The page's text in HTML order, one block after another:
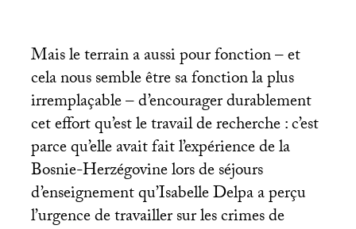
Mais le terrain a aussi pour fonction – et
cela nous semble être sa fonction la plus
irremplaçable – d’encourager durablement
cet effort qu’est le travail de recherche : c’est
parce qu’elle avait fait l’expérience de la
Bosnie-Herzégovine lors de séjours
d’enseignement qu’Isabelle Delpa a perçu
l’urgence de travailler sur les crimes de